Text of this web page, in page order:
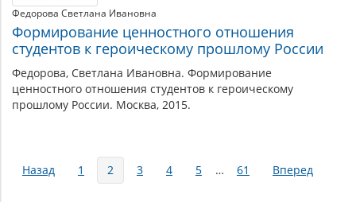
Федорова Светлана Ивановна
Формирование ценностного отношения
студентов к героическому прошлому России
Федорова, Светлана Ивановна. Формирование
ценностного отношения студентов к героическому
прошлому России. Москва, 2015.
Страницы
Назад 1 2 3 4 5 … 61 Вперед